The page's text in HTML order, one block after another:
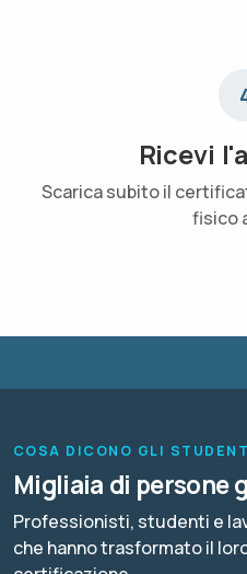
Ricevi
Scarica subito il
fisico
COSA DICONO GLI
Migliaia di persone
Professionisti, studenti e
che hanno trasformato il